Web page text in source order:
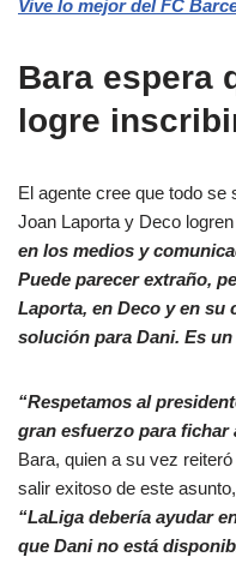
Vive lo mejor del FC
Bara espera
logre
El agente cree que todo se
Joan Laporta y Deco
en los medios y
Puede parecer extraño,
Laporta, en Deco y en su
solución para Dani. Es
“Respetamos al
gran esfuerzo para fichar
Bara, quien a su vez
salir exitoso de este
“LaLiga debería ayudar
que Dani no está